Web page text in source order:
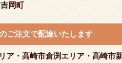
吉岡町
ご注文で配達いたします
ア・高崎市倉渕エリア・高崎市